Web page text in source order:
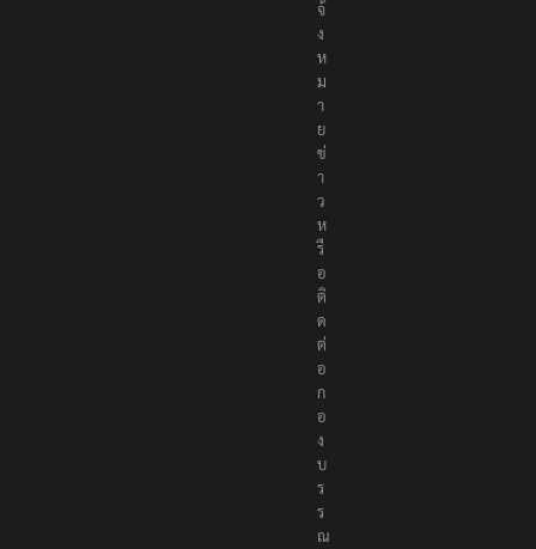
ธ์
แ
จ้
ง
ห
ม
า
ย
ข่
า
ว
ห
รื
อ
ติ
ด
ต่
อ
ก
อ
ง
บ
ร